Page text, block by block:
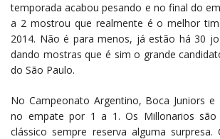
temporada acabou pesando e no final do
a 2 mostrou que realmente é o melhor
2014. Não é para menos, já estão há 30
dando mostras que é sim o grande
do São Paulo.
No Campeonato Argentino, Boca Juniors e
no empate por 1 a 1. Os Millonarios
clássico sempre reserva alguma